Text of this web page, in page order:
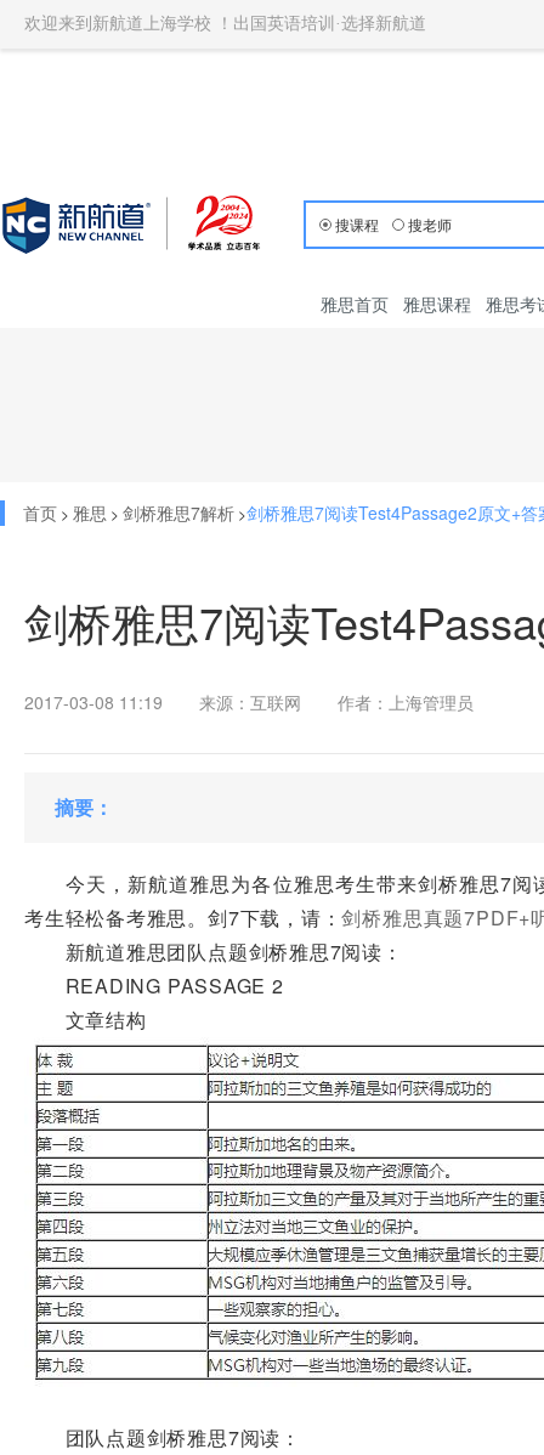
欢迎来到新航道上海学校 ！出国英语培训·选择新航道
搜课程 搜老师
雅思首页 雅思课程 雅思考
首页 > 雅思 > 剑桥雅思7解析 >剑桥雅思7阅读Test4Passage2原文+答
剑桥雅思7阅读
2017-03-08 11:19 来源：互联网 作者：上海管理员
摘要：
今天，新航道雅思为各位雅思考生带来剑桥雅思7阅
考生轻松备考雅思。剑7下载，请：剑桥雅思真题7PDF+
新航道雅思团队点题剑桥雅思7阅读：
READING PASSAGE 2
文章结构
团队点题剑桥雅思7阅读：